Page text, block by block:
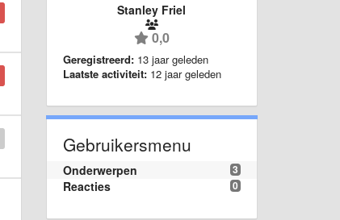
Stanley Friel
0,0
Geregistreerd: 13 jaar geleden
Laatste activiteit: 12 jaar geleden
Gebruikersmenu
3
Onderwerpen
0
Reacties